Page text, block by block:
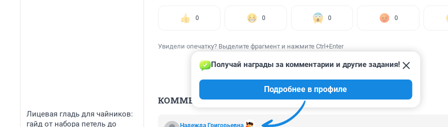
Лицевая гладь для чайников:
гайд от набора петель до
0 0 0 0
Увидели опечатку? Выделите фрагмент и нажмите Ctrl+Enter
КОММЕНТАРИИ 3
Надежда Григорьевна
Получай награды за комментарии и другие задания!
Подробнее в профиле